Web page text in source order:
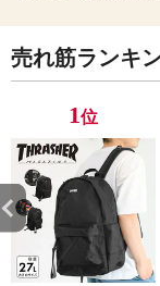
売れ筋ランキ
1位